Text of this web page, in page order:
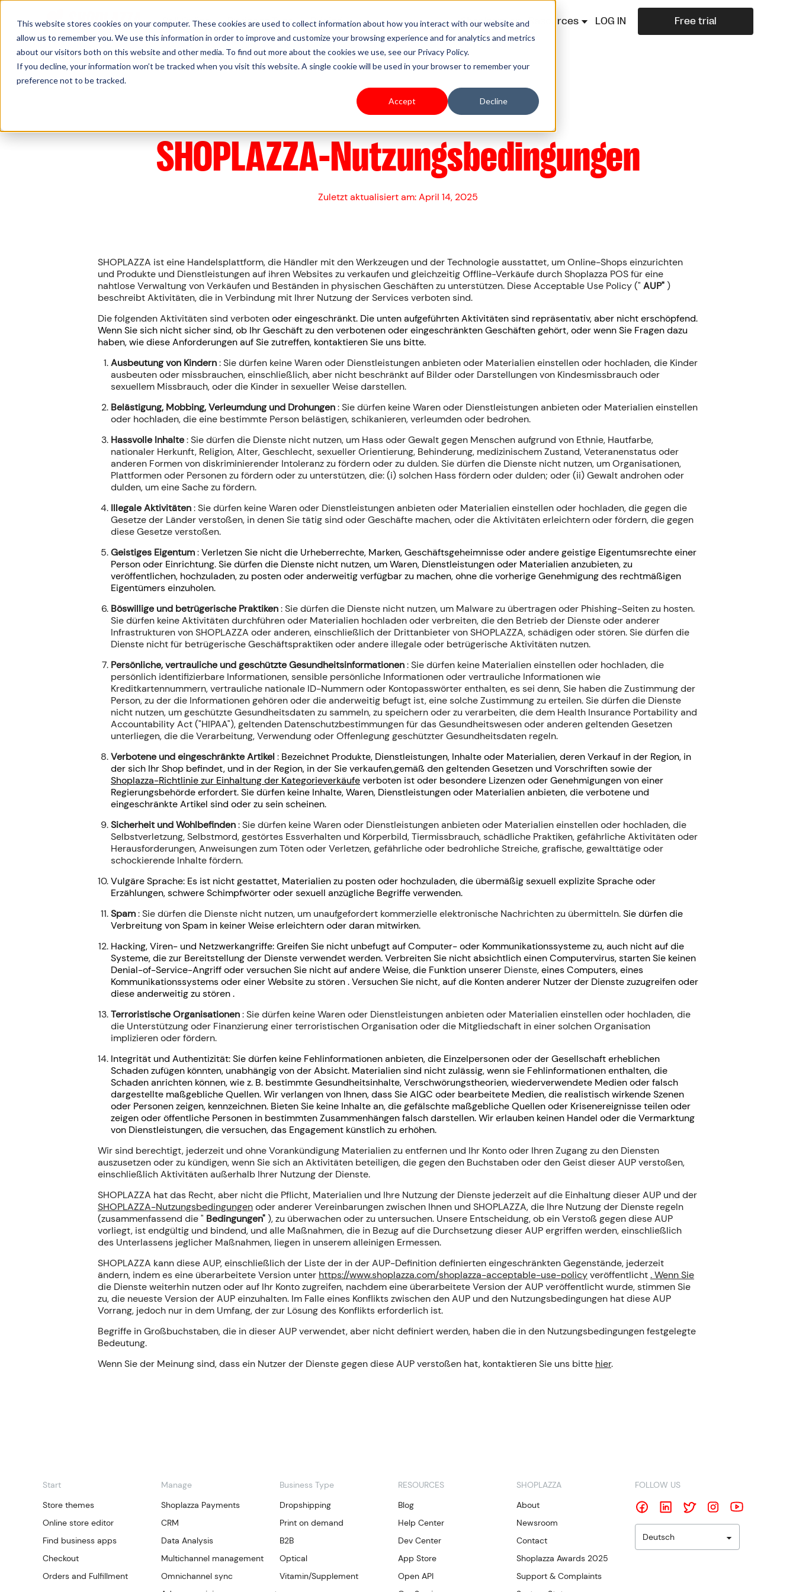
This website stores cookies on your computer. These cookies are used to collect information about how you interact with our website and
allow us to remember you. We use this information in order to improve and customize your browsing experience and for analytics and metrics
about our visitors both on this website and other media. To find out more about the cookies we use, see our Privacy Policy.
If you decline, your information won’t be tracked when you visit this website. A single cookie will be used in your browser to remember your
preference not to be tracked.
Accept Decline
Sell Online Business Type Pricing Shoplazza.cn Resources LOG IN Free trial
SHOPLAZZA-Nutzungsbedingungen
Zuletzt aktualisiert am: April 14, 2025
SHOPLAZZA ist eine Handelsplattform, die Händler mit den Werkzeugen und der Technologie ausstattet, um Online-Shops einzurichten
und Produkte und Dienstleistungen auf ihren Websites zu verkaufen und gleichzeitig Offline-Verkäufe durch Shoplazza POS für eine
nahtlose Verwaltung von Verkäufen und Beständen in physischen Geschäften zu unterstützen. Diese Acceptable Use Policy (" AUP")
beschreibt Aktivitäten, die in Verbindung mit Ihrer Nutzung der Services verboten sind.
Die folgenden Aktivitäten sind verbotenodereingeschränkt. Die unten aufgeführten Aktivitäten sind repräsentativ, aber nicht erschöpfend.
Wenn Sie sich nicht sicher sind, ob Ihr Geschäft zu den verbotenen oder eingeschränkten Geschäften gehört, oder wenn Sie Fragen dazu
haben, wie diese Anforderungen auf Sie zutreffen, kontaktieren Sie uns bitte.
Ausbeutung von Kindern: Sie dürfen keine Waren oder Dienstleistungen anbieten oder Materialien einstellen oder hochladen, die Kinder
ausbeuten oder missbrauchen, einschließlich, aber nicht beschränkt auf Bilder oder Darstellungen von Kindesmissbrauch oder
sexuellem Missbrauch, oder die Kinder in sexueller Weise darstellen.
Belästigung, Mobbing, Verleumdung und Drohungen: Sie dürfen keine Waren oder Dienstleistungen anbieten oder Materialien einstellen
oder hochladen, die eine bestimmte Person belästigen, schikanieren, verleumden oder bedrohen.
Hassvolle Inhalte: Sie dürfen die Dienste nicht nutzen, um Hass oder Gewalt gegen Menschen aufgrund von Ethnie, Hautfarbe,
nationaler Herkunft, Religion, Alter, Geschlecht, sexueller Orientierung, Behinderung, medizinischem Zustand, Veteranenstatus oder
anderen Formen von diskriminierender Intoleranz zu fördern oder zu dulden. Sie dürfen die Dienste nicht nutzen, um Organisationen,
Plattformen oder Personen zu fördern oder zu unterstützen, die: (i) solchen Hass fördern oder dulden; oder (ii) Gewalt androhen oder
dulden, um eine Sache zu fördern.
Illegale Aktivitäten: Sie dürfen keine Waren oder Dienstleistungen anbieten oder Materialien einstellen oder hochladen, die gegen die
Gesetze der Länder verstoßen, in denen Sie tätig sind oder Geschäfte machen, oder die Aktivitäten erleichtern oder fördern, die gegen
diese Gesetze verstoßen.
Geistiges Eigentum:Verletzen Sie nicht die Urheberrechte, Marken, Geschäftsgeheimnisse oder andere geistige Eigentumsrechte einer
Person oder Einrichtung. Sie dürfen die Dienste nicht nutzen, um Waren, Dienstleistungen oder Materialien anzubieten, zu
veröffentlichen, hochzuladen, zu posten oder anderweitig verfügbar zu machen, ohne die vorherige Genehmigung des rechtmäßigen
Eigentümers einzuholen.
Böswillige und betrügerische Praktiken: Sie dürfen die Dienste nicht nutzen, um Malware zu übertragen oder Phishing-Seiten zu hosten.
Sie dürfen keine Aktivitäten durchführen oder Materialien hochladen oder verbreiten, die den Betrieb der Dienste oder anderer
Infrastrukturen von SHOPLAZZA oder anderen, einschließlich der Drittanbieter von SHOPLAZZA, schädigen oder stören. Sie dürfen die
Dienste nicht für betrügerische Geschäftspraktiken oder andere illegale oder betrügerische Aktivitäten nutzen.
Persönliche, vertrauliche und geschützte Gesundheitsinformationen: Sie dürfen keine Materialien einstellen oder hochladen, die
persönlich identifizierbare Informationen, sensible persönliche Informationen oder vertrauliche Informationen wie
Kreditkartennummern, vertrauliche nationale ID-Nummern oder Kontopasswörter enthalten, es sei denn, Sie haben die Zustimmung der
Person, zu der die Informationen gehören oder die anderweitig befugt ist, eine solche Zustimmung zu erteilen. Sie dürfen die Dienste
nicht nutzen, um geschützte Gesundheitsdaten zu sammeln, zu speichern oder zu verarbeiten, die dem Health Insurance Portability and
Accountability Act ("HIPAA"), geltenden Datenschutzbestimmungen für das Gesundheitswesen oder anderen geltenden Gesetzen
unterliegen, die die Verarbeitung, Verwendung oder Offenlegung geschützter Gesundheitsdaten regeln.
Verbotene und eingeschränkte Artikel: Bezeichnet Produkte, Dienstleistungen, Inhalte oder Materialien, derenVerkauf in der Region, in
der sich Ihr Shop befindet, und in der Region, in der Sie verkaufen,gemäß den geltenden Gesetzen und Vorschriften sowie der
Shoplazza-Richtlinie zur Einhaltung der Kategorieverkäufeverboten ist oder besondere Lizenzen oder Genehmigungen von einer
Regierungsbehörde erfordert. Sie dürfen keine Inhalte, Waren, Dienstleistungen oder Materialien anbieten, die verbotene und
eingeschränkte Artikel sind oder zu sein scheinen.
Sicherheit und Wohlbefinden: Siedürfen keine Waren oder Dienstleistungen anbieten oder Materialien einstellen oder hochladen, die
Selbstverletzung, Selbstmord, gestörtes Essverhalten und Körperbild, Tiermissbrauch, schädliche Praktiken, gefährliche Aktivitäten oder
Herausforderungen, Anweisungen zum Töten oder Verletzen, gefährliche oder bedrohliche Streiche, grafische, gewalttätige oder
schockierende Inhalte fördern.
Vulgäre Sprache: Es ist nicht gestattet, Materialien zu posten oder hochzuladen, die übermäßig sexuell explizite Sprache oder
Erzählungen, schwere Schimpfwörter oder sexuell anzügliche Begriffe verwenden.
Spam: Sie dürfen die Dienste nicht nutzen, um unaufgefordert kommerzielle elektronische Nachrichten zu übermitteln.Sie dürfen die
Verbreitung von Spam in keiner Weise erleichtern oder daran mitwirken.
Hacking, Viren- und Netzwerkangriffe: Greifen Sie nicht unbefugt auf Computer- oder Kommunikationssysteme zu, auch nicht auf die
Systeme, die zur Bereitstellung der Dienste verwendet werden.Verbreiten Sie nicht absichtlich einen Computervirus, starten Sie keinen
Denial-of-Service-Angriff oder versuchen Sie nicht auf andere Weise, die Funktion unserer Dienste, eines Computers, eines
Kommunikationssystems oder einer Websitezu stören.Versuchen Sie nicht, auf die Konten anderer Nutzer der Dienstezuzugreifen oder
diese anderweitig zu stören.
Terroristische Organisationen: Sie dürfen keine Waren oder Dienstleistungen anbieten oder Materialien einstellen oder hochladen, die
die Unterstützung oder Finanzierung einer terroristischen Organisation oder die Mitgliedschaft in einer solchen Organisation
implizieren oder fördern.
Integrität und Authentizität: Sie dürfen keine Fehlinformationen anbieten, die Einzelpersonen oder der Gesellschaft erheblichen
Schaden zufügen könnten, unabhängig von der Absicht. Materialien sind nicht zulässig, wenn sie Fehlinformationen enthalten, die
Schaden anrichten können, wie z. B. bestimmte Gesundheitsinhalte, Verschwörungstheorien, wiederverwendete Medien oder falsch
dargestellte maßgebliche Quellen. Wir verlangen von Ihnen, dass Sie AIGC oder bearbeitete Medien, die realistisch wirkende Szenen
oder Personen zeigen, kennzeichnen. Bieten Sie keine Inhalte an, die gefälschte maßgebliche Quellen oder Krisenereignisse teilen oder
zeigen oder öffentliche Personen in bestimmten Zusammenhängen falsch darstellen. Wir erlauben keinen Handel oder die Vermarktung
von Dienstleistungen, die versuchen, das Engagement künstlich zu erhöhen.
Wir sind berechtigt, jederzeit und ohne Vorankündigung Materialien zu entfernen und Ihr Konto oder Ihren Zugang zu den Diensten
auszusetzen oder zu kündigen, wenn Sie sich an Aktivitäten beteiligen, die gegen den Buchstaben oder den Geist dieser AUP verstoßen,
einschließlich Aktivitäten außerhalb Ihrer Nutzung der Dienste.
SHOPLAZZA hat das Recht, aber nicht die Pflicht, Materialien und Ihre Nutzung der Dienste jederzeit auf die Einhaltung dieser AUP und der
SHOPLAZZA-Nutzungsbedingungenoder anderer Vereinbarungen zwischen Ihnen und SHOPLAZZA, die Ihre Nutzung der Dienste regeln
(zusammenfassend die " Bedingungen"), zu überwachen oder zu untersuchen. Unsere Entscheidung, ob ein Verstoß gegen diese AUP
vorliegt, ist endgültig und bindend, und alle Maßnahmen, die in Bezug auf die Durchsetzung dieser AUP ergriffen werden, einschließlich
des Unterlassens jeglicher Maßnahmen, liegen in unserem alleinigen Ermessen.
SHOPLAZZA kann diese AUP, einschließlich der Liste der in der AUP-Definition definierteneingeschränkten Gegenstände, jederzeit
ändern, indem es eine überarbeitete Version unter https://www.shoplazza.com/shoplazza-acceptable-use-policyveröffentlicht. Wenn Sie
die Dienste weiterhin nutzen oder auf Ihr Konto zugreifen, nachdem eine überarbeitete Version der AUP veröffentlicht wurde, stimmen Sie
zu, die neueste Version der AUP einzuhalten. Im Falle eines Konflikts zwischen den AUP und den Nutzungsbedingungen hat diese AUP
Vorrang, jedoch nur in dem Umfang, der zur Lösung des Konflikts erforderlich ist.
Begriffe in Großbuchstaben, die in dieser AUP verwendet, aber nicht definiert werden, haben die in den Nutzungsbedingungen festgelegte
Bedeutung.
Wenn Sie der Meinung sind, dass ein Nutzer der Dienste gegen diese AUP verstoßen hat, kontaktieren Sie uns bitte hier.
Start
Store themes
Online store editor
Find business apps
Checkout
Orders and Fulfillment
Manage
Shoplazza Payments
CRM
Data Analysis
Multichannel management
Omnichannel sync
Business Type
Dropshipping
Print on demand
B2B
Optical
Vitamin/Supplement
RESOURCES
Blog
Help Center
Dev Center
App Store
Open API
SHOPLAZZA
About
Newsroom
Contact
Shoplazza Awards 2025
Support & Complaints
FOLLOW US
Deutsch